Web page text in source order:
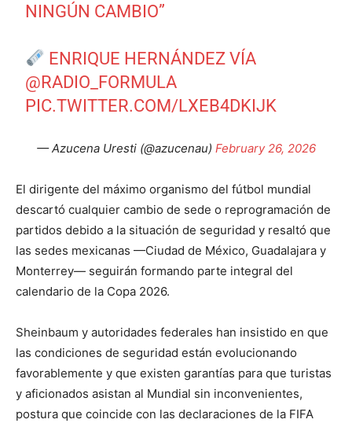
NINGÚN CAMBIO”
ENRIQUE HERNÁNDEZ VÍA
@RADIO_FORMULA
PIC.TWITTER.COM/LXEB4DKIJK
— Azucena Uresti (@azucenau) February 26, 2026
El dirigente del máximo organismo del fútbol mundial
descartó cualquier cambio de sede o reprogramación de
partidos debido a la situación de seguridad y resaltó que
las sedes mexicanas —Ciudad de México, Guadalajara y
Monterrey— seguirán formando parte integral del
calendario de la Copa 2026.
Sheinbaum y autoridades federales han insistido en que
las condiciones de seguridad están evolucionando
favorablemente y que existen garantías para que turistas
y aficionados asistan al Mundial sin inconvenientes,
postura que coincide con las declaraciones de la FIFA